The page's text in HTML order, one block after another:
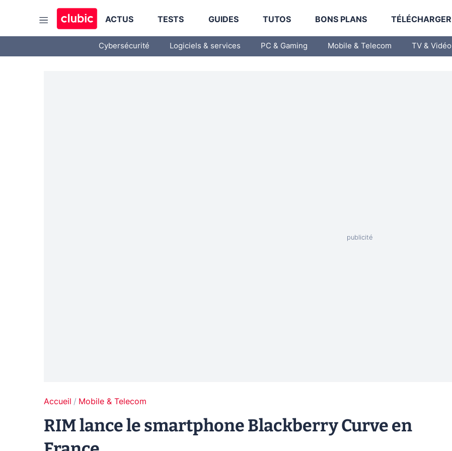
ACTUS TESTS GUIDES TUTOS BONS PLANS TÉLÉCHARGER
Cybersécurité Logiciels & services PC & Gaming Mobile & Telecom TV & Vidéo
Accueil Mobile & Telecom
RIM lance le smartphone Blackberry Curve en